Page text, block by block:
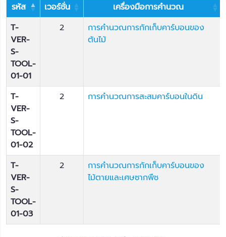
รหัส เวอร์ชั่น
เครื่องมือการคำนวณ
T-
VER-
S-
TOOL-
01-01
2
การคำนวณการกักเก็บคาร์บอนของ
ต้นไม้
T-
VER-
S-
TOOL-
01-02
2 การคำนวณการสะสมคาร์บอนในดิน
T-
VER-
S-
TOOL-
01-03
2
การคำนวณการกักเก็บคาร์บอนของ
ไม้ตายและเศษซากพืช